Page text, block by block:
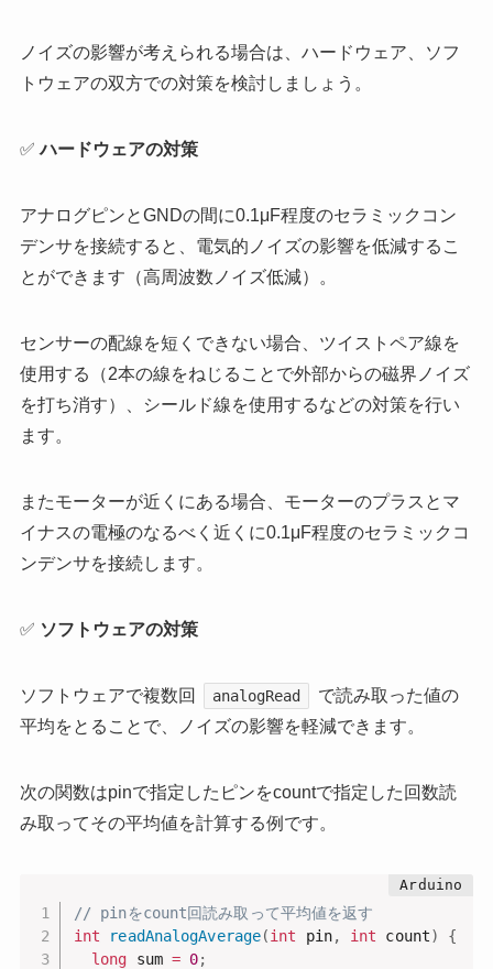
ノイズの影響が考えられる場合は、ハードウェア、ソフ
トウェアの双方での対策を検討しましょう。
✅ハードウェアの対策
アナログピンとGNDの間に0.1μF程度のセラミックコン
デンサを接続すると、電気的ノイズの影響を低減するこ
とができます（高周波数ノイズ低減）。
センサーの配線を短くできない場合、ツイストペア線を
使用する（2本の線をねじることで外部からの磁界ノイズ
を打ち消す）、シールド線を使用するなどの対策を行い
ます。
またモーターが近くにある場合、モーターのプラスとマ
イナスの電極のなるべく近くに0.1μF程度のセラミックコ
ンデンサを接続します。
✅ ソフトウェアの対策
ソフトウェアで複数回 analogRead
で読み取った値の
平均をとることで、ノイズの影響を軽減できます。
次の関数はpinで指定したピンをcountで指定した回数読
み取ってその平均値を計算する例です。
// pinをcount回読み取って平均値を返す
int
readAnalogAverage(int pin, int count)
{
long sum = 0;